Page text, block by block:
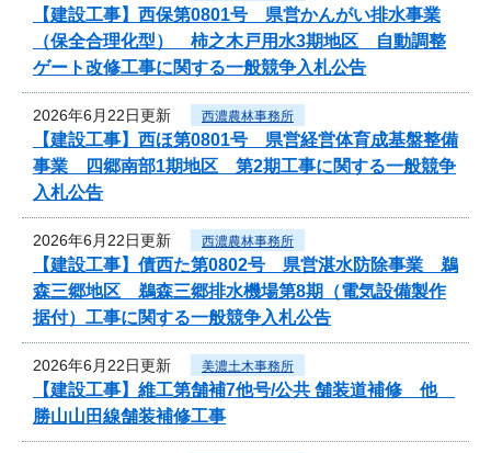
【建設工事】西保第0801号 県営かんがい排水事業
（保全合理化型） 柿之木戸用水3期地区 自動調整
ゲート改修工事に関する一般競争入札公告
2026年6月22日更新 西濃農林事務所
【建設工事】西ほ第0801号 県営経営体育成基盤整備
事業 四郷南部1期地区 第2期工事に関する一般競争
入札公告
2026年6月22日更新 西濃農林事務所
【建設工事】債西た第0802号 県営湛水防除事業 鵜
森三郷地区 鵜森三郷排水機場第8期（電気設備製作
据付）工事に関する一般競争入札公告
2026年6月22日更新 美濃土木事務所
【建設工事】維工第舗補7他号/公共 舗装道補修 他
勝山山田線舗装補修工事